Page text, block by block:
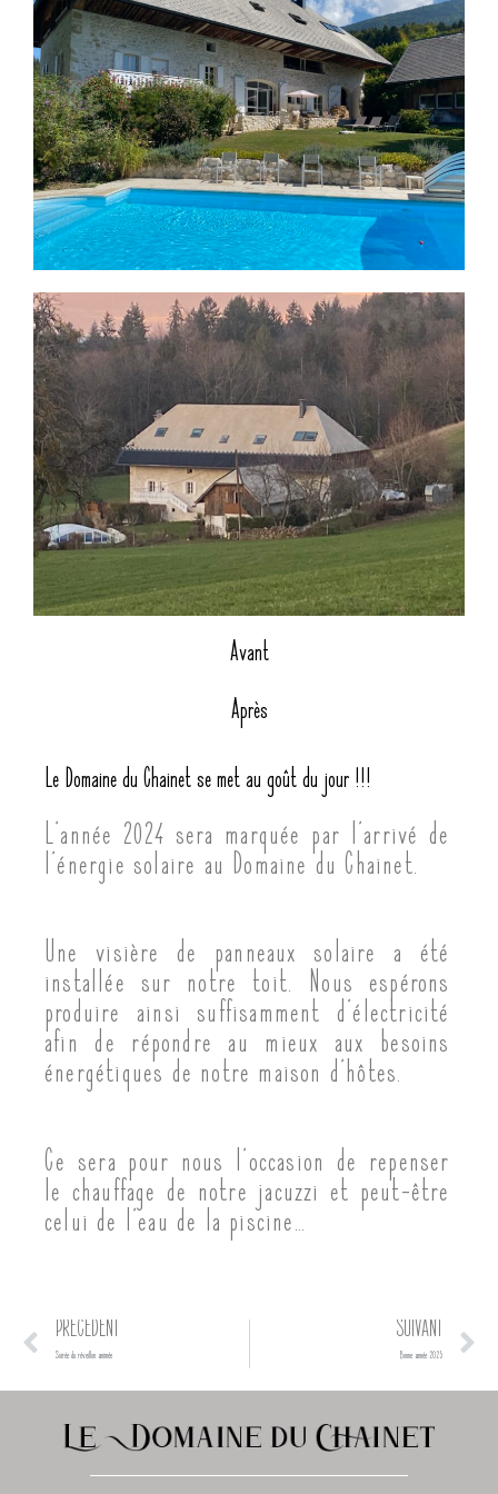
Avant
Après
Le Domaine du Chainet se met au goût du jour !!!
L’année 2024 sera marquée par l’arrivé de
l’énergie solaire au Domaine du Chainet.
Une visière de panneaux solaire a été
installée sur notre toit. Nous espérons
produire ainsi suffisamment d’électricité
afin de répondre au mieux aux besoins
énergétiques de notre maison d’hôtes.
Ce sera pour nous l’occasion de repenser
le chauffage de notre jacuzzi et peut-être
celui de l’eau de la piscine…
Précédent
PRÉCÉDENT
Soirée du réveillon animée
SUIVANT
Bonne année 2025